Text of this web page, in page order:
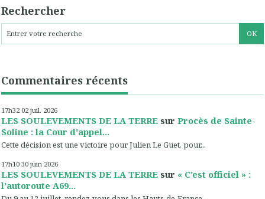
Rechercher
Commentaires récents
17h32 02 juil. 2026
LES SOULEVEMENTS DE LA TERRE sur Procès de Sainte-
Soline : la Cour d'appel...
Cette décision est une victoire pour Julien Le Guet, pour...
17h10 30 juin 2026
LES SOULEVEMENTS DE LA TERRE sur « C’est officiel » :
l’autoroute A69...